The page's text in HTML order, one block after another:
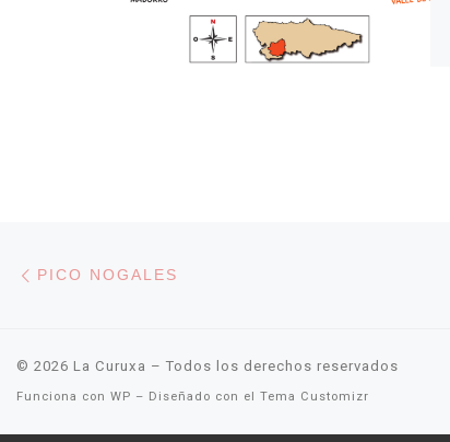
Navegación de entradas
PICO NOGALES
© 2026 La Curuxa – Todos los derechos reservados
Funciona con WP – Diseñado con el Tema Customizr